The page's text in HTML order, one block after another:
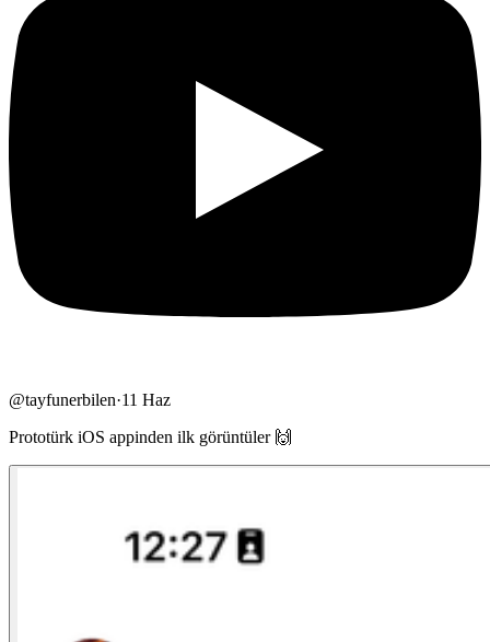
@tayfunerbilen·11 Haz
Prototürk iOS appinden ilk görüntüler 🙌